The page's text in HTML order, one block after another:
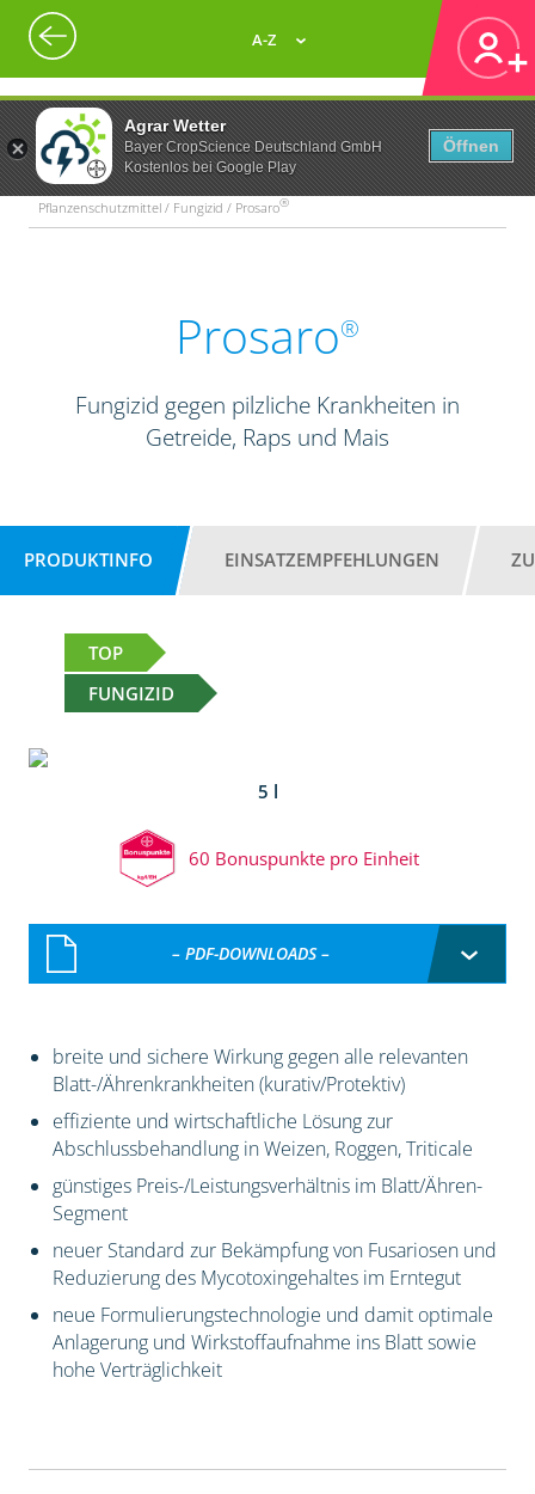
Agrar Wetter
Bayer CropScience Deutschland GmbH
Kostenlos bei Google Play
Öffnen
A-Z
Pflanzenschutzmittel / Fungizid / Prosaro®
Prosaro®
Fungizid gegen pilzliche Krankheiten in
Getreide, Raps und Mais
PRODUKTINFO EINSATZEMPFEHLUNGEN
TOP
FUNGIZID
5 l
60 Bonuspunkte pro Einheit
– PDF-DOWNLOADS –
breite und sichere Wirkung gegen alle relevanten
Blatt-/Ährenkrankheiten (kurativ/Protektiv)
effiziente und wirtschaftliche Lösung zur
Abschlussbehandlung in Weizen, Roggen, Triticale
günstiges Preis-/Leistungsverhältnis im Blatt/Ähren-
Segment
neuer Standard zur Bekämpfung von Fusariosen und
Reduzierung des Mycotoxingehaltes im Erntegut
neue Formulierungstechnologie und damit optimale
Anlagerung und Wirkstoffaufnahme ins Blatt sowie
hohe Verträglichkeit